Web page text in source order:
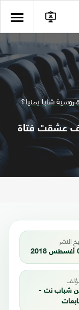
شاباً يمنياً؟
عشقت فتاة
النشر
شباب نت -